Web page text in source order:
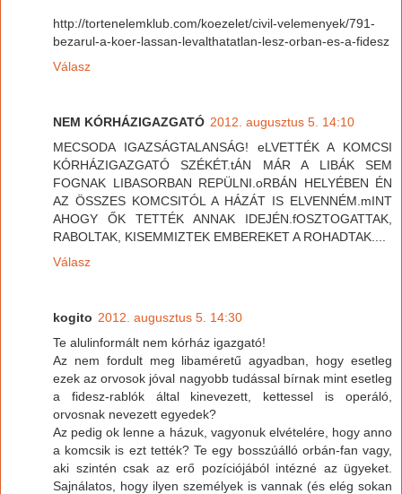
http://tortenelemklub.com/koezelet/civil-velemenyek/791-
bezarul-a-koer-lassan-levalthatatlan-lesz-orban-es-a-fidesz
Válasz
NEM KÓRHÁZIGAZGATÓ 2012. augusztus 5. 14:10
MECSODA IGAZSÁGTALANSÁG! eLVETTÉK A KOMCSI
KÓRHÁZIGAZGATÓ SZÉKÉT.tÁN MÁR A LIBÁK SEM
FOGNAK LIBASORBAN REPÜLNI.oRBÁN HELYÉBEN ÉN
AZ ÖSSZES KOMCSITÓL A HÁZÁT IS ELVENNÉM.mINT
AHOGY ŐK TETTÉK ANNAK IDEJÉN.fOSZTOGATTAK,
RABOLTAK, KISEMMIZTEK EMBEREKET A ROHADTAK....
Válasz
kogito 2012. augusztus 5. 14:30
Te alulinformált nem kórház igazgató!
Az nem fordult meg libaméretű agyadban, hogy esetleg
ezek az orvosok jóval nagyobb tudással bírnak mint esetleg
a fidesz-rablók által kinevezett, kettessel is operáló,
orvosnak nevezett egyedek?
Az pedig ok lenne a házuk, vagyonuk elvételére, hogy anno
a komcsik is ezt tették? Te egy bosszúálló orbán-fan vagy,
aki szintén csak az erő pozíciójából intézné az ügyeket.
Sajnálatos, hogy ilyen személyek is vannak (és elég sokan